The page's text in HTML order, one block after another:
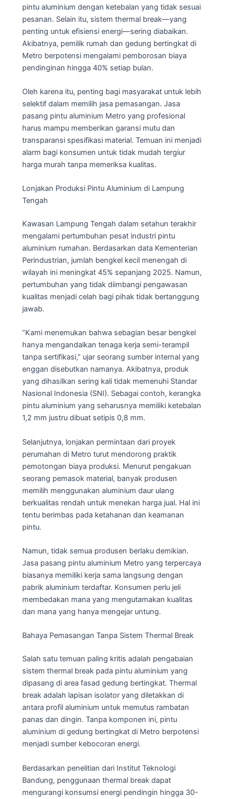
pintu aluminium dengan ketebalan yang tidak sesuai
pesanan. Selain itu, sistem thermal break—yang
penting untuk efisiensi energi—sering diabaikan.
Akibatnya, pemilik rumah dan gedung bertingkat di
Metro berpotensi mengalami pemborosan biaya
pendinginan hingga 40% setiap bulan.
Oleh karena itu, penting bagi masyarakat untuk lebih
selektif dalam memilih jasa pemasangan. Jasa
pasang pintu aluminium Metro yang profesional
harus mampu memberikan garansi mutu dan
transparansi spesifikasi material. Temuan ini menjadi
alarm bagi konsumen untuk tidak mudah tergiur
harga murah tanpa memeriksa kualitas.
Lonjakan Produksi Pintu Aluminium di Lampung
Tengah
Kawasan Lampung Tengah dalam setahun terakhir
mengalami pertumbuhan pesat industri pintu
aluminium rumahan. Berdasarkan data Kementerian
Perindustrian, jumlah bengkel kecil menengah di
wilayah ini meningkat 45% sepanjang 2025. Namun,
pertumbuhan yang tidak diimbangi pengawasan
kualitas menjadi celah bagi pihak tidak bertanggung
jawab.
“Kami menemukan bahwa sebagian besar bengkel
hanya mengandalkan tenaga kerja semi-terampil
tanpa sertifikasi,” ujar seorang sumber internal yang
enggan disebutkan namanya. Akibatnya, produk
yang dihasilkan sering kali tidak memenuhi Standar
Nasional Indonesia (SNI). Sebagai contoh, kerangka
pintu aluminium yang seharusnya memiliki ketebalan
1,2 mm justru dibuat setipis 0,8 mm.
Selanjutnya, lonjakan permintaan dari proyek
perumahan di Metro turut mendorong praktik
pemotongan biaya produksi. Menurut pengakuan
seorang pemasok material, banyak produsen
memilih menggunakan aluminium daur ulang
berkualitas rendah untuk menekan harga jual. Hal ini
tentu berimbas pada ketahanan dan keamanan
pintu.
Namun, tidak semua produsen berlaku demikian.
Jasa pasang pintu aluminium Metro yang terpercaya
biasanya memiliki kerja sama langsung dengan
pabrik aluminium terdaftar. Konsumen perlu jeli
membedakan mana yang mengutamakan kualitas
dan mana yang hanya mengejar untung.
Bahaya Pemasangan Tanpa Sistem Thermal Break
Salah satu temuan paling kritis adalah pengabaian
sistem thermal break pada pintu aluminium yang
dipasang di area fasad gedung bertingkat. Thermal
break adalah lapisan isolator yang diletakkan di
antara profil aluminium untuk memutus rambatan
panas dan dingin. Tanpa komponen ini, pintu
aluminium di gedung bertingkat di Metro berpotensi
menjadi sumber kebocoran energi.
Berdasarkan penelitian dari Institut Teknologi
Bandung, penggunaan thermal break dapat
mengurangi konsumsi energi pendingin hingga 30-